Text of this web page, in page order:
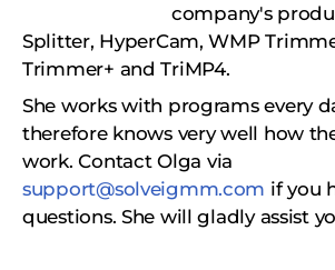
company's
Splitter, HyperCam, WMP
Trimmer+ and TriMP4.
She works with programs every
therefore knows very well how
work. Сontact Olga via
support@solveigmm.com if you
questions. She will gladly assist